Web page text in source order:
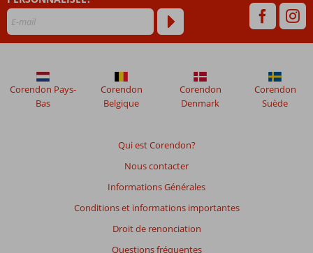
plus
afin
de
garantir
Qui est Corendon?
Nous contacter
Informations Générales
Conditions et informations importantes
Droit de renonciation
Questions fréquentes
Corendon Pays-
Bas
Corendon
Belgique
Corendon
Denmark
Corendon
Suède